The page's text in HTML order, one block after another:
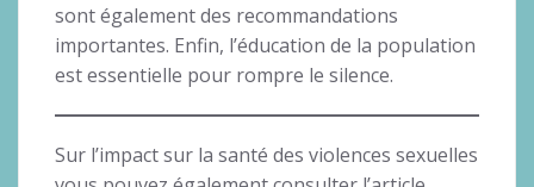
sont également des recommandations
importantes. Enfin, l’éducation de la population
est essentielle pour rompre le silence.
Sur l’impact sur la santé des violences sexuelles